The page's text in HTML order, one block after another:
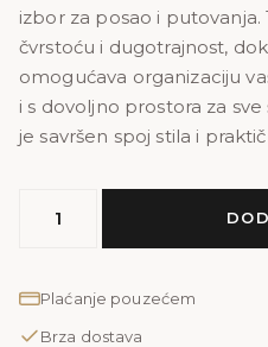
izbor za posao i
čvrstoću i dugotrajnost,
omogućava organizaciju
i s dovoljno prostora za
je savršen spoj stila i
NELLA
količina
Plaćanje pouzećem
Brza dostava